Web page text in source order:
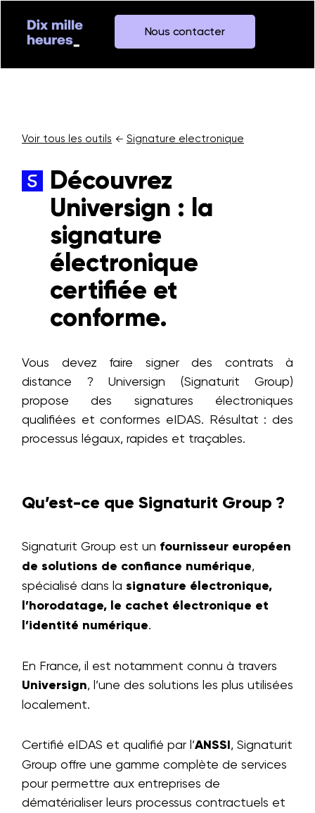
Nous contacter
Voir tous les outils ← Signature electronique
Découvrez
Universign : la
signature
électronique
certifiée et
conforme.
Vous devez faire signer des contrats à
distance ? Universign (Signaturit Group)
propose des signatures électroniques
qualifiées et conformes eIDAS. Résultat : des
processus légaux, rapides et traçables.
Qu’est-ce que Signaturit Group ?
Signaturit Group est un fournisseur européen
de solutions de confiance numérique,
spécialisé dans la signature électronique,
l’horodatage, le cachet électronique et
l’identité numérique.
En France, il est notamment connu à travers
Universign, l’une des solutions les plus utilisées
localement.
Certifié eIDAS et qualifié par l’ANSSI, Signaturit
Group offre une gamme complète de services
pour permettre aux entreprises de
dématérialiser leurs processus contractuels et